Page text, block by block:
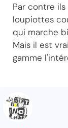
Par contre
loupiottes
qui marche
Mais il est
gamme